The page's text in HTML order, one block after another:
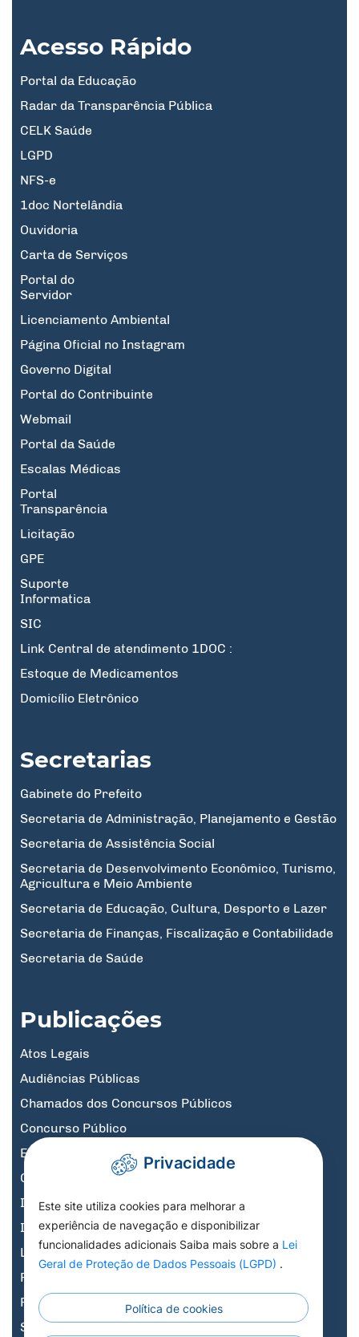
Acesso Rápido
Portal da Educação
Radar da Transparência Pública
CELK Saúde
LGPD
NFS-e
1doc Nortelândia
Ouvidoria
Carta de Serviços
Portal do
Servidor
Licenciamento Ambiental
Página Oficial no Instagram
Governo Digital
Portal do Contribuinte
Webmail
Portal da Saúde
Escalas Médicas
Portal
Transparência
Licitação
GPE
Suporte
Informatica
SIC
Link Central de atendimento 1DOC :
Estoque de Medicamentos
Domicílio Eletrônico
Secretarias
Gabinete do Prefeito
Secretaria de Administração, Planejamento e Gestão
Secretaria de Assistência Social
Secretaria de Desenvolvimento Econômico, Turismo,
Agricultura e Meio Ambiente
Secretaria de Educação, Cultura, Desporto e Lazer
Secretaria de Finanças, Fiscalização e Contabilidade
Secretaria de Saúde
Publicações
Atos Legais
Audiências Públicas
Chamados dos Concursos Públicos
Concurso Público
Educação
Governo Digital
Informativos
Informativos Licitações
Legislação, Decretos e Portarias
Previdência
Processo Seletivo
Saúde
Privacidade
Este site utiliza cookies para melhorar a
experiência de navegação e disponibilizar
funcionalidades adicionais Saiba mais sobre a Lei
Geral de Proteção de Dados Pessoais (LGPD) .
Política de cookies